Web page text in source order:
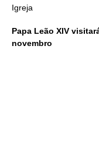
Igreja
Papa Leão XIV
novembro